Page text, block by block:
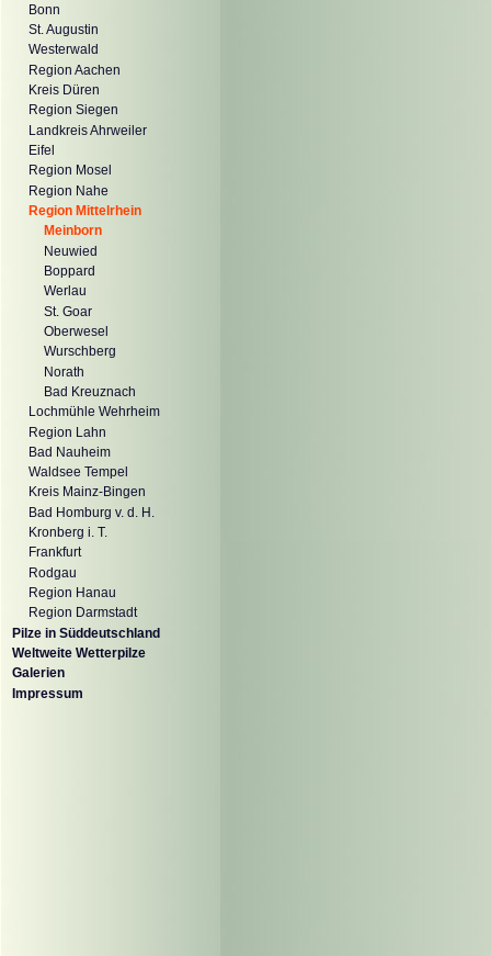
Bonn
St. Augustin
Westerwald
Region Aachen
Kreis Düren
Region Siegen
Landkreis Ahrweiler
Eifel
Region Mosel
Region Nahe
Region Mittelrhein
Meinborn
Neuwied
Boppard
Werlau
St. Goar
Oberwesel
Wurschberg
Norath
Bad Kreuznach
Lochmühle Wehrheim
Region Lahn
Bad Nauheim
Waldsee Tempel
Kreis Mainz-Bingen
Bad Homburg v. d. H.
Kronberg i. T.
Frankfurt
Rodgau
Region Hanau
Region Darmstadt
Pilze in Süddeutschland
Weltweite Wetterpilze
Galerien
Impressum